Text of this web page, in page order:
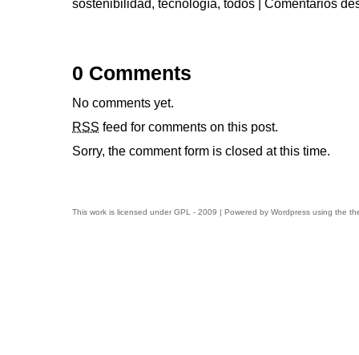
sostenibilidad, tecnología, todos | Comentarios
0 Comments
No comments yet.
RSS feed for comments on this post.
Sorry, the comment form is closed at this time.
This work is licensed under GPL - 2009 | Powered by Wordpress using the